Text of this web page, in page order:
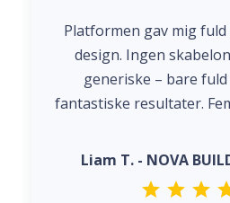
Platformen gav mig
design. Ingen
generiske – bare
fantastiske resultater.
Liam T. - NOVA